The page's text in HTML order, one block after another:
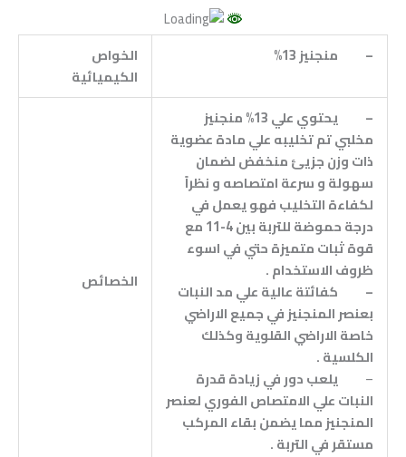
– منجنيز 13 %
الخواص
الكيميائية
–
يحتوي علي 13% منجنيز
مخلبي تم تخليبه علي مادة عضوية
ذات وزن جزيئ منخفض لضمان
سهولة و سرعة امتصاصه و نظراً
لكفاءة التخليب فهو يعمل في
درجة حموضة للتربة بين 4-11 مع
قوة ثبات متميزة حتي في اسوء
ظروف الاستخدام .
– كفائتة عالية علي مد النبات
بعنصر المنجنيز في جميع الاراضي
خاصة الاراضي القلوية وكذلك
الكلسية .
– يلعب دور في زيادة قدرة
النبات علي الامتصاص الفوري لعنصر
المنجنيز مما يضمن بقاء المركب
مستقر في التربة .
الخصائص